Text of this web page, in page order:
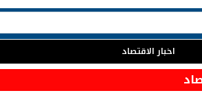
اخبار الاقتصاد